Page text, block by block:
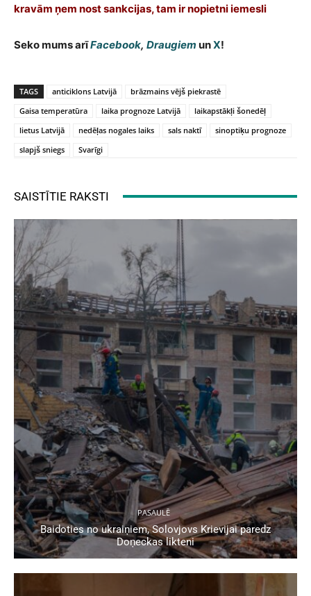
kravām ņem nost sankcijas, tam ir nopietni iemesli
Seko mums arīFacebook, Draugiem unX!
TAGS anticiklons Latvijā
brāzmains vējš piekrastē
Gaisa temperatūra
laika prognoze Latvijā
laikapstākļi šonedēļ
lietus Latvijā
nedēļas nogales laiks sals naktī
sinoptiķu prognoze
slapjš sniegs
Svarīgi
SAISTĪTIE RAKSTI
PASAULĒ
Baidoties no ukraiņiem, Solovjovs Krievijai paredz
Doņeckas likteni